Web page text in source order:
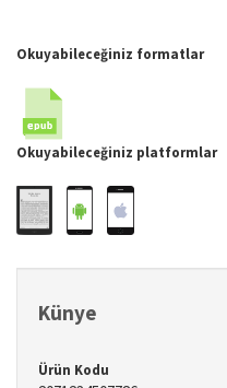
Okuyabileceğiniz formatlar
Okuyabileceğiniz platformlar
Künye
Ürün Kodu